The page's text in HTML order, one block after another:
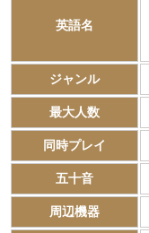
英語名
ジャンル
最大人数
同時プレイ
五十音
周辺機器